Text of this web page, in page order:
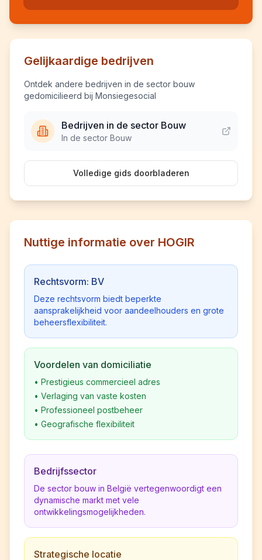
Gelijkaardige bedrijven
Ontdek andere bedrijven in de sector bouw
gedomicilieerd bij Monsiegesocial
Bedrijven in de sector Bouw
In de sector Bouw
Volledige gids doorbladeren
Nuttige informatie over HOGIR
Rechtsvorm: BV
Deze rechtsvorm biedt beperkte
aansprakelijkheid voor aandeelhouders en grote
beheersflexibiliteit.
Voordelen van domiciliatie
• Prestigieus commercieel adres
• Verlaging van vaste kosten
• Professioneel postbeheer
• Geografische flexibiliteit
Bedrijfssector
De sector bouw in België vertegenwoordigt een
dynamische markt met vele
ontwikkelingsmogelijkheden.
Strategische locatie